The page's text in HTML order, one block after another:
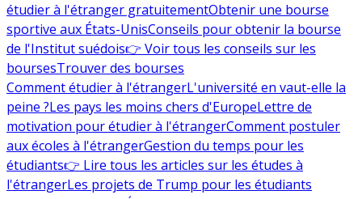
étudier à l'étranger gratuitementObtenir une bourse
sportive aux États-UnisConseils pour obtenir la bourse
de l'Institut suédois👉 Voir tous les conseils sur les
boursesTrouver des bourses
Comment étudier à l'étrangerL'université en vaut-elle la
peine ?Les pays les moins chers d'EuropeLettre de
motivation pour étudier à l'étrangerComment postuler
aux écoles à l'étrangerGestion du temps pour les
étudiants👉 Lire tous les articles sur les études à
l'étrangerLes projets de Trump pour les étudiants